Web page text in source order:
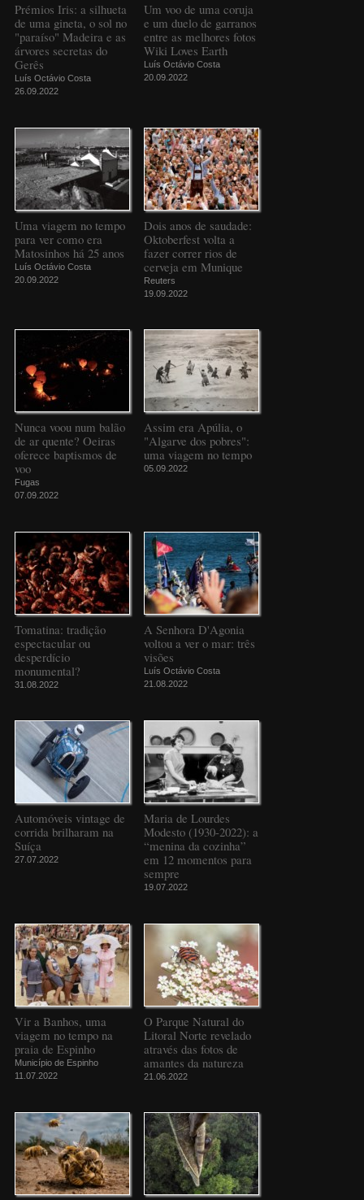
Prémios Iris: a silhueta
de uma gineta, o sol no
"paraíso" Madeira e as
árvores secretas do
Gerês
Luís Octávio Costa
26.09.2022
Um voo de uma coruja
e um duelo de garranos
entre as melhores fotos
Wiki Loves Earth
Luís Octávio Costa
20.09.2022
Uma viagem no tempo
para ver como era
Matosinhos há 25 anos
Luís Octávio Costa
20.09.2022
Dois anos de saudade:
Oktoberfest volta a
fazer correr rios de
cerveja em Munique
Reuters
19.09.2022
Nunca voou num balão
de ar quente? Oeiras
oferece baptismos de
voo
Fugas
07.09.2022
Assim era Apúlia, o
"Algarve dos pobres":
uma viagem no tempo
05.09.2022
Tomatina: tradição
espectacular ou
desperdício
monumental?
31.08.2022
A Senhora D'Agonia
voltou a ver o mar: três
visões
Luís Octávio Costa
21.08.2022
Automóveis vintage de
corrida brilharam na
Suíça
27.07.2022
Maria de Lourdes
Modesto (1930-2022): a
“menina da cozinha”
em 12 momentos para
sempre
19.07.2022
Vir a Banhos, uma
viagem no tempo na
praia de Espinho
Município de Espinho
11.07.2022
O Parque Natural do
Litoral Norte revelado
através das fotos de
amantes da natureza
21.06.2022